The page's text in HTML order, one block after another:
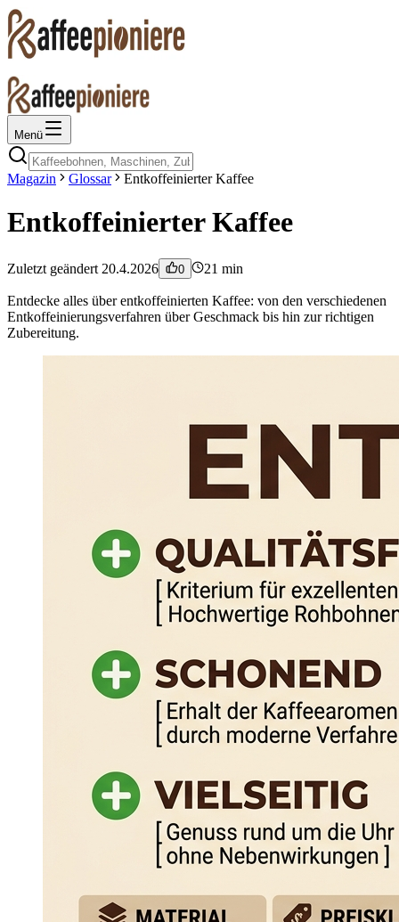
Menü
Magazin Glossar Entkoffeinierter Kaffee
Entkoffeinierter Kaffee
Zuletzt geändert 20.4.2026 0 21 min
Entdecke alles über entkoffeinierten Kaffee: von den verschiedenen
Entkoffeinierungsverfahren über Geschmack bis hin zur richtigen
Zubereitung.